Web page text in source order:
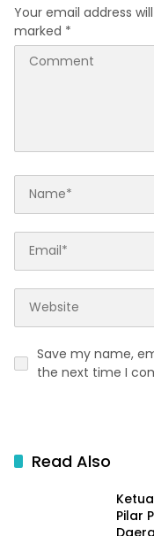
Your email address
marked *
Save my name,
the next time I
Read Also
Pilar